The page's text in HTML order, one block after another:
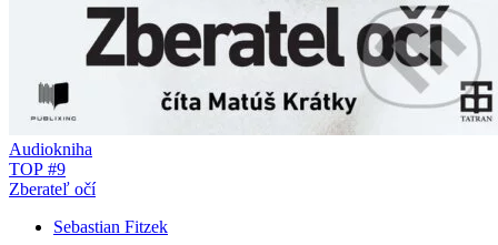
Audiokniha
TOP #9
Zberateľ očí
Sebastian Fitzek